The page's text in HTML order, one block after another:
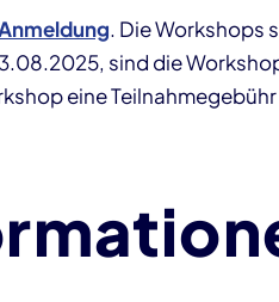
. Die Workshops
sind die
eine